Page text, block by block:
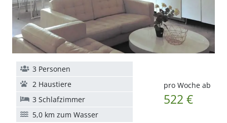
pro Woche ab
522 €
3 Personen
2 Haustiere
3 Schlafzimmer
5,0 km zum Wasser